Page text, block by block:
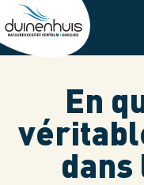
Skip
to
main
En